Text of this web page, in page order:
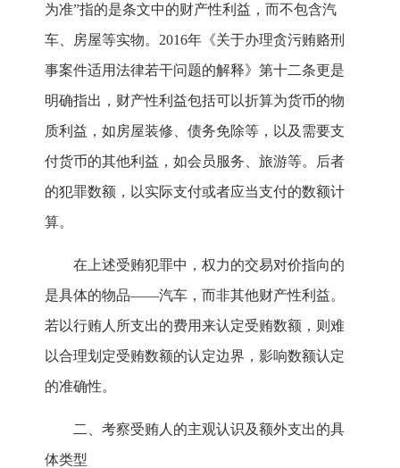
为准”指的是条文中的财产性利益，而不包含汽
车、房屋等实物。2016年《关于办理贪污贿赂刑
事案件适用法律若干问题的解释》第十二条更是
明确指出，财产性利益包括可以折算为货币的物
质利益，如房屋装修、债务免除等，以及需要支
付货币的其他利益，如会员服务、旅游等。后者
的犯罪数额，以实际支付或者应当支付的数额计
算。
在上述受贿犯罪中，权力的交易对价指向的
是具体的物品——汽车，而非其他财产性利益。
若以行贿人所支出的费用来认定受贿数额，则难
以合理划定受贿数额的认定边界，影响数额认定
的准确性。
二、考察受贿人的主观认识及额外支出的具
体类型